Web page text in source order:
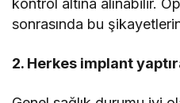
kontrol altına alınabilir.
sonrasında bu
2. Herkes implant